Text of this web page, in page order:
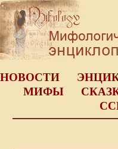
НОВОСТИ
МИФЫ